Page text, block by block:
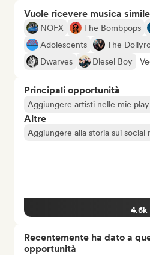
Vuole ricevere musica
NOFX The Bombpops
Adolescents
The
Dwarves
Diesel Boy
Principali opportunità
Aggiungere artisti nelle mie
Altre
Aggiungere alla storia sui social
4.6k
Recentemente ha dato a
opportunità